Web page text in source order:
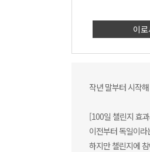
이
작년 말부터 시작
[100일 챌린지 효
이전부터 독일이
하지만 챌린지에